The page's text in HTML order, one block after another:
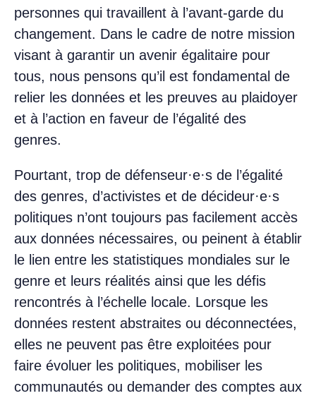
personnes qui travaillent à l’avant-garde du
changement. Dans le cadre de notre mission
visant à garantir un avenir égalitaire pour
tous, nous pensons qu’il est fondamental de
relier les données et les preuves au plaidoyer
et à l’action en faveur de l’égalité des
genres.
Pourtant, trop de défenseur·e·s de l’égalité
des genres, d’activistes et de décideur·e·s
politiques n’ont toujours pas facilement accès
aux données nécessaires, ou peinent à établir
le lien entre les statistiques mondiales sur le
genre et leurs réalités ainsi que les défis
rencontrés à l’échelle locale. Lorsque les
données restent abstraites ou déconnectées,
elles ne peuvent pas être exploitées pour
faire évoluer les politiques, mobiliser les
communautés ou demander des comptes aux